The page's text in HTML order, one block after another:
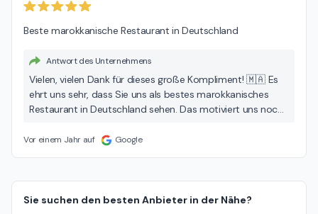
Zukunft noch einmal die Gelegenheit geben, Sie von
Beste marokkanische Restaurant in Deutschland
Antwort des Unternehmens
Vielen, vielen Dank für dieses große Kompliment! 🇲🇦 Es
ehrt uns sehr, dass Sie uns als bestes marokkanisches
Restaurant in Deutschland sehen. Das motiviert uns noch
und herzlichen Service zu bieten. Wir freuen uns schon, Sie
Vor einem Jahr auf Google
Sie suchen den besten Anbieter in der Nähe?